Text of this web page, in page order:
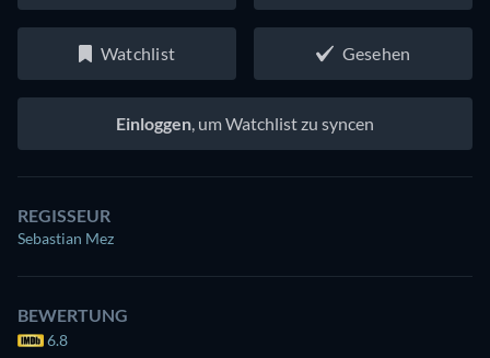
Watchlist Gesehen
Einloggen, um Watchlist zu syncen
REGISSEUR
Sebastian Mez
BEWERTUNG
6.8